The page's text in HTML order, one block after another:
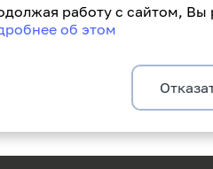
работу с сайтом, Вы
об этом